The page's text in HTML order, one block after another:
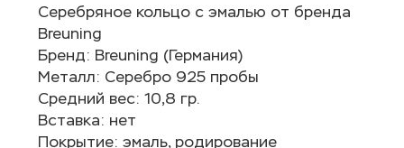
Серебряное кольцо с эмалью от бренда
Breuning
Бренд: Breuning (Германия)
Металл: Серебро 925 пробы
Средний вес: 10,8 гр.
Вставка: нет
Покрытие: эмаль, родирование